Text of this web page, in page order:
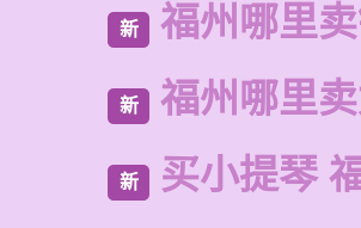
新 福州哪里
新 福州哪里
新 买小提琴